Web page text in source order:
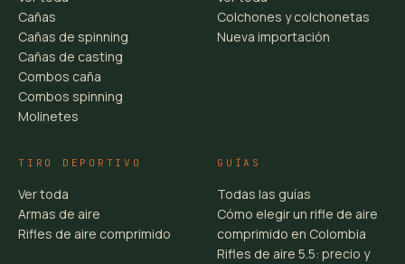
Cañas
Cañas de spinning
Cañas de casting
Combos caña
Combos spinning
Molinetes
Colchones y colchonetas
Nueva importación
TIRO DEPORTIVO
Ver toda
Armas de aire
Rifles de aire comprimido
GUÍAS
Todas las guías
Cómo elegir un rifle de aire
comprimido en Colombia
Rifles de aire 5.5: precio y